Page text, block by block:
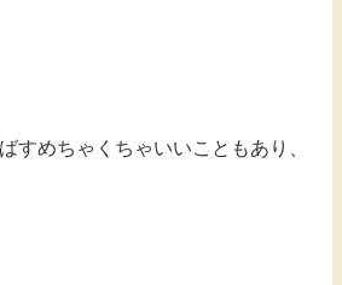
すめちゃくちゃいいこともあり、